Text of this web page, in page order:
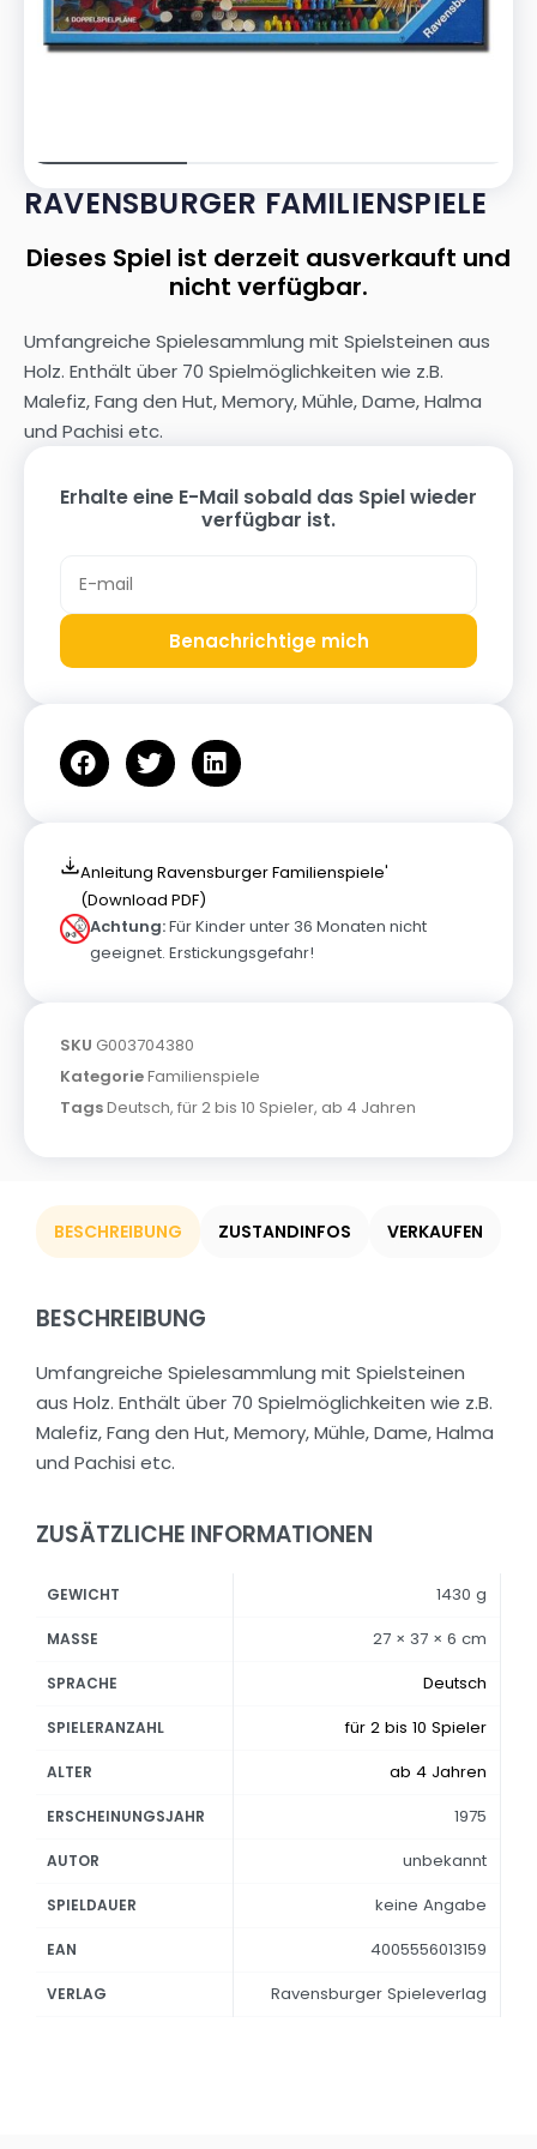
RAVENSBURGER FAMILIENSPIELE
Dieses Spiel ist derzeit ausverkauft und
nicht verfügbar.
Umfangreiche Spielesammlung mit Spielsteinen aus
Holz. Enthält über 70 Spielmöglichkeiten wie z.B.
Malefiz, Fang den Hut, Memory, Mühle, Dame, Halma
und Pachisi etc.
Erhalte eine E-Mail sobald das Spiel wieder
verfügbar ist.
Benachrichtige mich
Anleitung Ravensburger Familienspiele'
(Download PDF)
Achtung:Für Kinder unter 36 Monaten nicht
geeignet. Erstickungsgefahr!
SKU G003704380
KategorieFamilienspiele
TagsDeutsch, für 2 bis 10 Spieler, ab 4 Jahren
BESCHREIBUNG ZUSTANDINFOS VERKAUFEN
BESCHREIBUNG
Umfangreiche Spielesammlung mit Spielsteinen
aus Holz. Enthält über 70 Spielmöglichkeiten wie z.B.
Malefiz, Fang den Hut, Memory, Mühle, Dame, Halma
und Pachisi etc.
ZUSÄTZLICHE INFORMATIONEN
GEWICHT 1430 g
MASSE 27 × 37 × 6 cm
SPRACHE Deutsch
SPIELERANZAHL für 2 bis 10 Spieler
ALTER ab 4 Jahren
ERSCHEINUNGSJAHR 1975
AUTOR unbekannt
SPIELDAUER keine Angabe
EAN 4005556013159
VERLAG Ravensburger Spieleverlag